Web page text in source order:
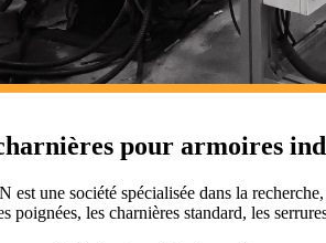
pour armoires
est une société spécialisée dans la
poignées, les charnières standard, les